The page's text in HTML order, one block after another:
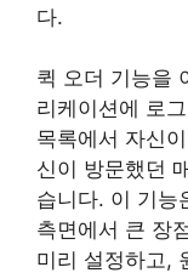
다.
퀵 오더 기능을
리케이션에 로
목록에서 자신
신이 방문했던
습니다. 이 기능
측면에서 큰 장
미리 설정하고,